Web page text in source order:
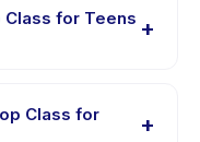
dalam
Class for Teens +
10 menit lebih
Class for
+